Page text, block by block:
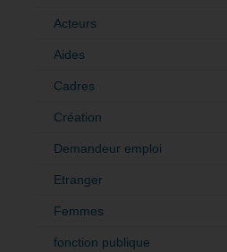
Acteurs
Aides
Cadres
Création
Demandeur emploi
Etranger
Femmes
fonction publique